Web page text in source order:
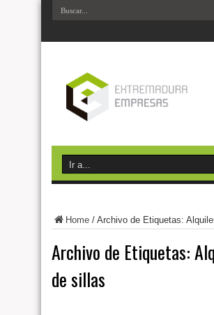
Home / Archivo de Etiquetas:
Archivo de Etiquetas:
de sillas